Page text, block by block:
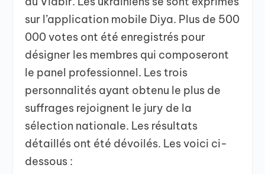
sur l’application mobile Diya. Plus de 500
000 votes ont été enregistrés pour
désigner les membres qui composeront
le panel professionnel. Les trois
personnalités ayant obtenu le plus de
suffrages rejoignent le jury de la
sélection nationale. Les résultats
détaillés ont été dévoilés. Les voici ci-
dessous :